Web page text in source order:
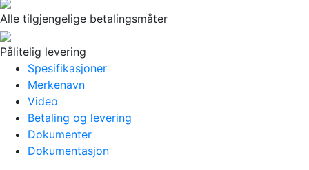
Alle tilgjengelige betalingsmåter
Pålitelig levering
Spesifikasjoner
Merkenavn
Video
Betaling og levering
Dokumenter
Dokumentasjon